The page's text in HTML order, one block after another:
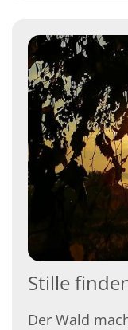
Stille
Der Wald